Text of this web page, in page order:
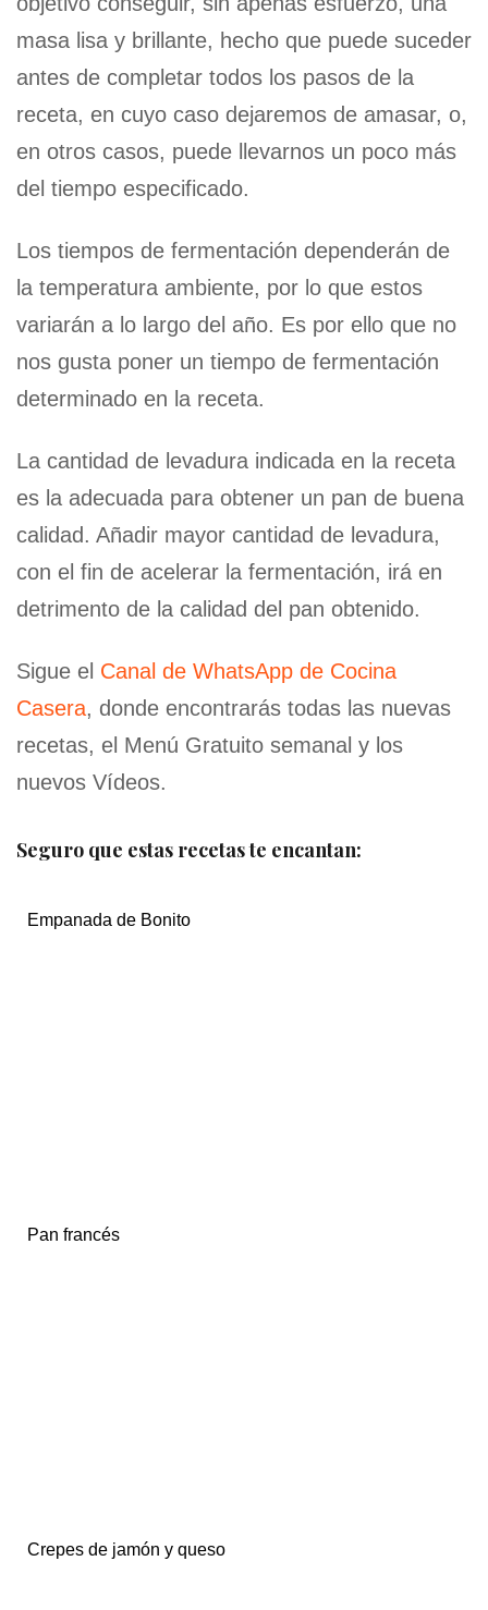
masa lisa y brillante, hecho que puede suceder
antes de completar todos los pasos de la
receta, en cuyo caso dejaremos de amasar, o,
en otros casos, puede llevarnos un poco más
del tiempo especificado.
Los tiempos de fermentación dependerán de
la temperatura ambiente, por lo que estos
variarán a lo largo del año. Es por ello que no
nos gusta poner un tiempo de fermentación
determinado en la receta.
La cantidad de levadura indicada en la receta
es la adecuada para obtener un pan de buena
calidad. Añadir mayor cantidad de levadura,
con el fin de acelerar la fermentación, irá en
detrimento de la calidad del pan obtenido.
Sigue el Canal de WhatsApp de Cocina
Casera, donde encontrarás todas las nuevas
recetas, el Menú Gratuito semanal y los
nuevos Vídeos.
Seguro que estas recetas te encantan:
Empanada de Bonito
Pan francés
Crepes de jamón y queso